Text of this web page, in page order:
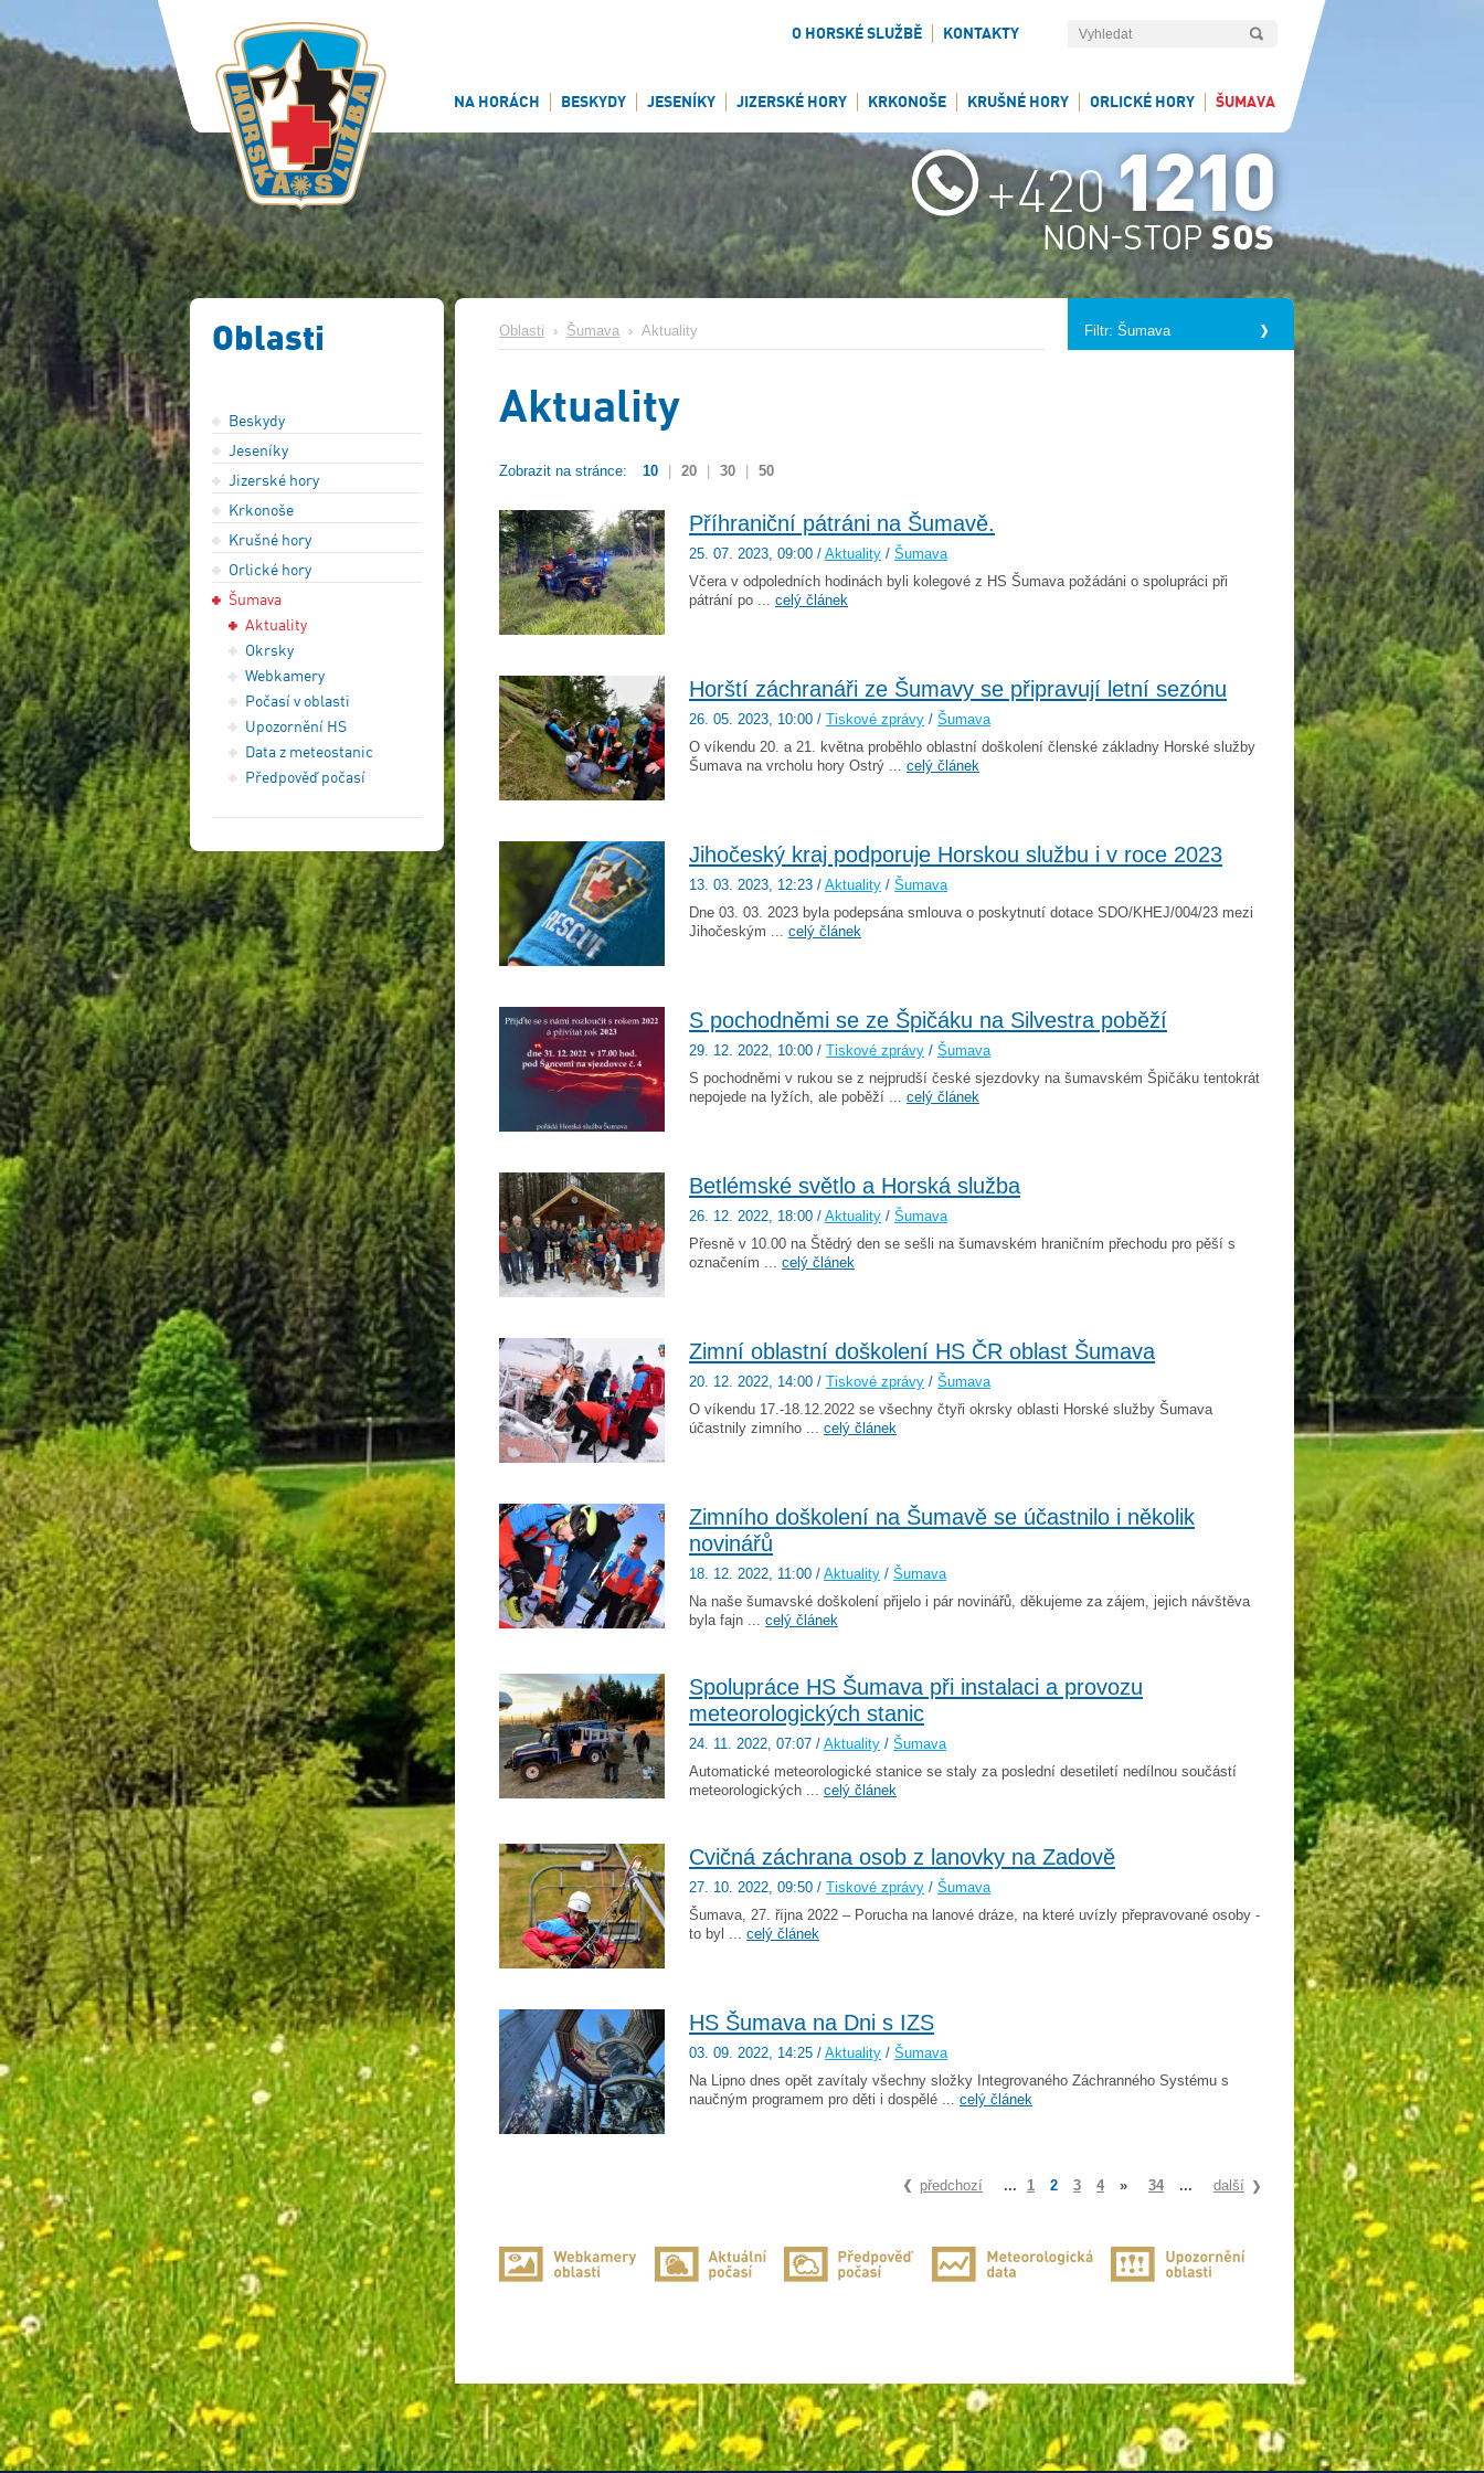
O HORSKÉ SLUŽBĚ KONTAKTY
NA HORÁCH BESKYDY JESENÍKY JIZERSKÉ HORY KRKONOŠE KRUŠNÉ HORY ORLICKÉ HORY ŠUMAVA
Oblasti
Beskydy
Jeseníky
Jizerské hory
Krkonoše
Krušné hory
Orlické hory
Šumava
Aktuality
Okrsky
Webkamery
Počasí v oblasti
Upozornění HS
Data z meteostanic
Předpověď počasí
Filtr: Šumava
Oblasti › Šumava › Aktuality
Aktuality
Zobrazit na stránce: 10 20 30 50
Příhraniční pátráni na Šumavě.
25. 07. 2023, 09:00 / Aktuality / Šumava
Včera v odpoledních hodinách byli kolegové z HS Šumava požádáni o spolupráci při
pátrání po ... celý článek
Horští záchranáři ze Šumavy se připravují letní sezónu
26. 05. 2023, 10:00 / Tiskové zprávy / Šumava
O víkendu 20. a 21. května proběhlo oblastní doškolení členské základny Horské služby
Šumava na vrcholu hory Ostrý ... celý článek
Jihočeský kraj podporuje Horskou službu i v roce 2023
13. 03. 2023, 12:23 / Aktuality / Šumava
Dne 03. 03. 2023 byla podepsána smlouva o poskytnutí dotace SDO/KHEJ/004/23 mezi
Jihočeským ... celý článek
S pochodněmi se ze Špičáku na Silvestra poběží
29. 12. 2022, 10:00 / Tiskové zprávy / Šumava
S pochodněmi v rukou se z nejprudší české sjezdovky na šumavském Špičáku tentokrát
nepojede na lyžích, ale poběží ... celý článek
Betlémské světlo a Horská služba
26. 12. 2022, 18:00 / Aktuality / Šumava
Přesně v 10.00 na Štědrý den se sešli na šumavském hraničním přechodu pro pěší s
označením ... celý článek
Zimní oblastní doškolení HS ČR oblast Šumava
20. 12. 2022, 14:00 / Tiskové zprávy / Šumava
O víkendu 17.-18.12.2022 se všechny čtyři okrsky oblasti Horské služby Šumava
účastnily zimního ... celý článek
Zimního doškolení na Šumavě se účastnilo i několik
novinářů
18. 12. 2022, 11:00 / Aktuality / Šumava
Na naše šumavské doškolení přijelo i pár novinářů, děkujeme za zájem, jejich návštěva
byla fajn ... celý článek
Spolupráce HS Šumava při instalaci a provozu
meteorologických stanic
24. 11. 2022, 07:07 / Aktuality / Šumava
Automatické meteorologické stanice se staly za poslední desetiletí nedílnou součástí
meteorologických ... celý článek
Cvičná záchrana osob z lanovky na Zadově
27. 10. 2022, 09:50 / Tiskové zprávy / Šumava
Šumava, 27. října 2022 – Porucha na lanové dráze, na které uvízly přepravované osoby -
to byl ... celý článek
HS Šumava na Dni s IZS
03. 09. 2022, 14:25 / Aktuality / Šumava
Na Lipno dnes opět zavítaly všechny složky Integrovaného Záchranného Systému s
naučným programem pro děti i dospělé ... celý článek
předchozí ... 1 2 3 4 » 34 ... další